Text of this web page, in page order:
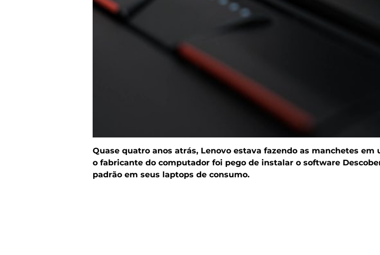
Quase quatro anos atrás, Lenovo estava fazendo as manchetes
o fabricante do computador foi pego de instalar o software
padrão em seus laptops de consumo.